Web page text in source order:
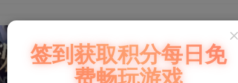
签到获取积分每日免
费畅玩游戏